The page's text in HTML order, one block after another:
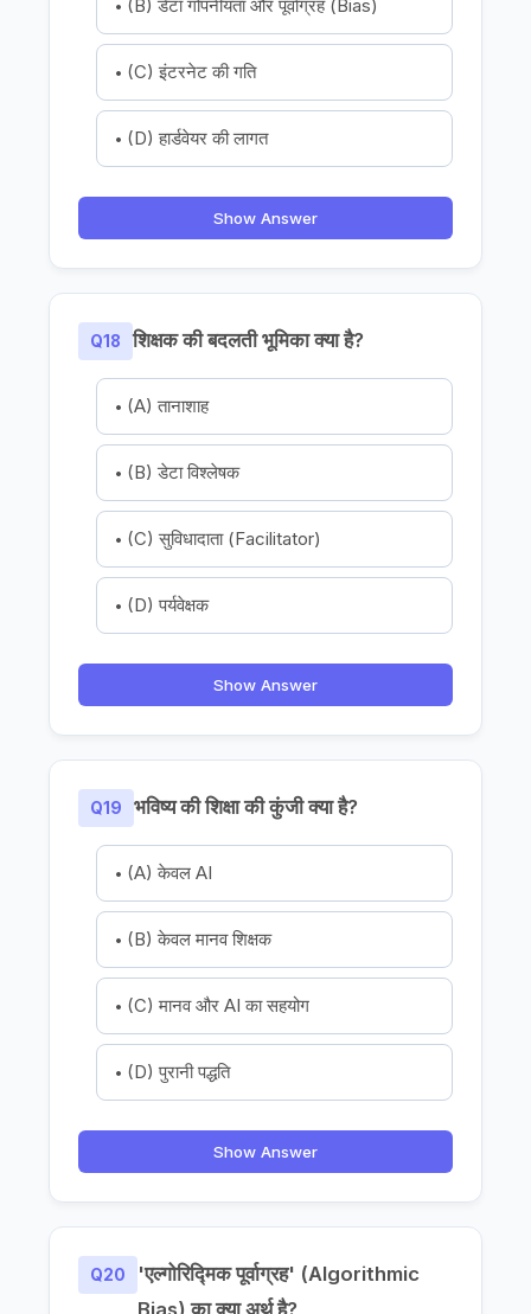
(B) डेटा गोपनीयता और पूर्वाग्रह (Bias)
(C) इंटरनेट की गति
(D) हार्डवेयर की लागत
Show Answer
Q18 शिक्षक की बदलती भूमिका क्या है?
(A) तानाशाह
(B) डेटा विश्लेषक
(C) सुविधादाता (Facilitator)
(D) पर्यवेक्षक
Show Answer
Q19 भविष्य की शिक्षा की कुंजी क्या है?
(A) केवल AI
(B) केवल मानव शिक्षक
(C) मानव और AI का सहयोग
(D) पुरानी पद्धति
Show Answer
Q20
'एल्गोरिद्मिक पूर्वाग्रह' (Algorithmic